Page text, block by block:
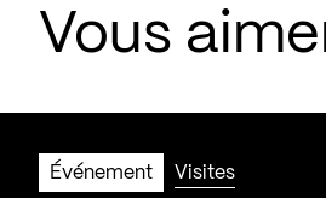
Vous
Événement Visites